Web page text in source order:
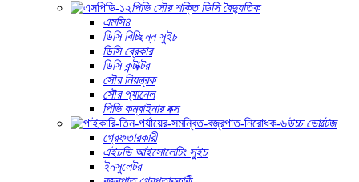
পিভি সৌর শক্তি ডিসি বৈদ্যুতিক
এমসি৪
ডিসি বিচ্ছিন্ন সুইচ
ডিসি ব্রেকার
ডিসি কন্টাক্টর
সৌর নিয়ন্ত্রক
সৌর প্যানেল
পিভি কম্বাইনার বক্স
উচ্চ ভোল্টেজ
গ্রেফতারকারী
এইচভি আইসোলেটিং সুইচ
ইনসুলেটর